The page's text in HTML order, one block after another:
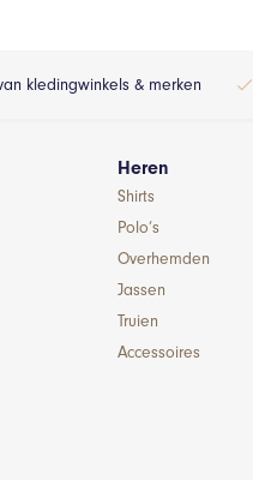
kledingwinkels & merken
Heren
Shirts
Polo’s
Overhemden
Jassen
Truien
Accessoires